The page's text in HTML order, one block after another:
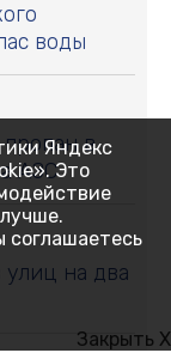
воды
пропан в
АЗС
на два
Закрыть X
Яндекс
Это
соглашаетесь